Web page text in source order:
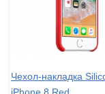
Чехол-накладка
iPhone 8 Red